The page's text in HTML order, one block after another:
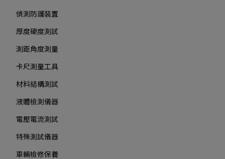
偵測防護裝置
厚度硬度測試
測距角度測量
卡尺測量工具
材料結構測試
液體檢測儀器
電壓電流測試
特殊測試儀器
車輛檢修保養